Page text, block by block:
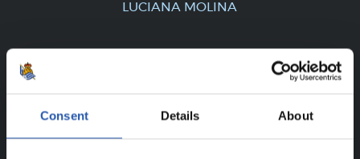
Consent Details About
LUCIANA MOLINA
UNIQUEMENT POUR LES
UTILISATEURS ENREGISTRÉS !